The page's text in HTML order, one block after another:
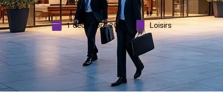
1 décembre 2025 Loisirs